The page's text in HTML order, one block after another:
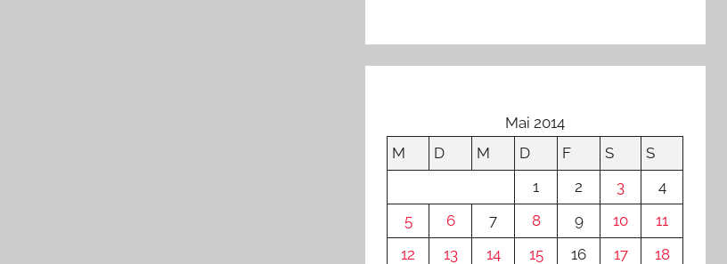
Mai 2014
M
D M D F S
S
1
2 3
4
5
6 7 8 9 10
11
12
13 14 15 16 17
18